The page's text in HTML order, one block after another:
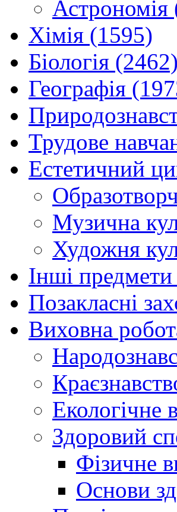
Астрономія
Хімія (1595)
Біологія (2462)
Географія
Трудове
Естетичний
Музична
Художня
Інші
Позакласні
Виховна
Екологічне
Здоровий
Фізичне
Основи